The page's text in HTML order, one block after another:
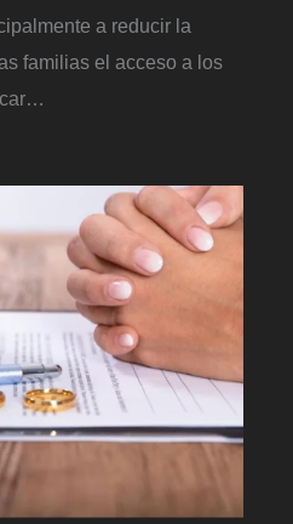
a reducir la
familias el acceso a los